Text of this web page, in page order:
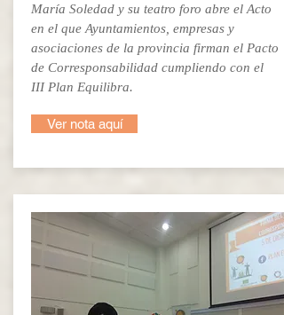
María Soledad y su teatro foro abre el Acto
en el que Ayuntamientos, empresas y
asociaciones de la provincia firman el Pacto
de Corresponsabilidad cumpliendo con el
III Plan Equilibra.
Ver nota aquí